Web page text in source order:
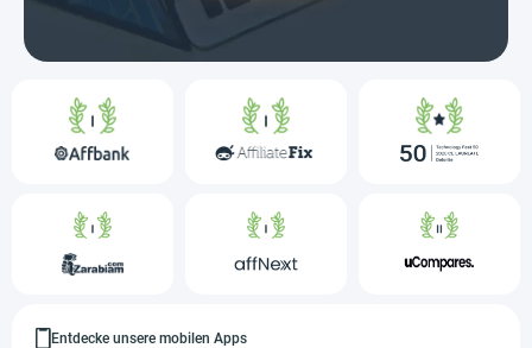
Entdecke unsere mobilen Apps